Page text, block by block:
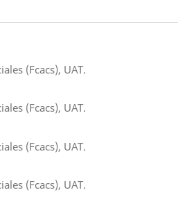
(Fcacs), UAT.
(Fcacs), UAT.
(Fcacs), UAT.
(Fcacs), UAT.